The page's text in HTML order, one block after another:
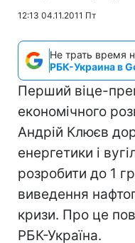
12:13 04.11.2011 Пт
Не трать время
РБК-Украина в
Перший віце-
економічного
Андрій Клюєв
енергетики і
розробити до 1
виведення
кризи. Про це
РБК-Україна.